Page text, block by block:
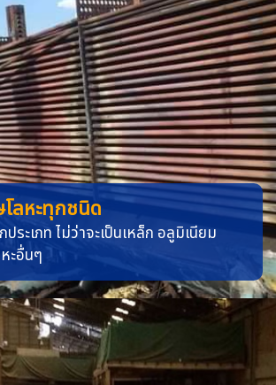
ลหะทุกชนิด
ประเภท ไม่ว่าจะเป็นเหล็ก อลูมิเนียม
ะอื่นๆ